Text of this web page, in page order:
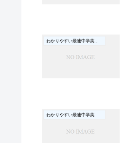
わかりやすい最速中学英文法
わかりやすい最速中学英文法